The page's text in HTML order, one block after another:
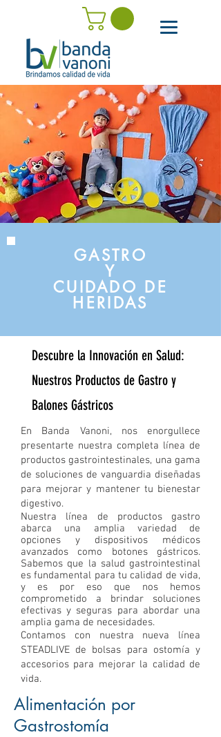
GASTRO
Y
CUIDADO DE
HERIDAS
Descubre la Innovación en Salud:
Nuestros Productos de Gastro y
Balones Gástricos
En Banda Vanoni, nos enorgullece
presentarte nuestra completa línea de
productos gastrointestinales, una gama
de soluciones de vanguardia diseñadas
para mejorar y mantener tu bienestar
digestivo.
Nuestra línea de productos gastro
abarca una amplia variedad de
opciones y dispositivos médicos
avanzados como botones gástricos.
Sabemos que la salud gastrointestinal
es fundamental para tu calidad de vida,
y es por eso que nos hemos
comprometido a brindar soluciones
efectivas y seguras para abordar una
amplia gama de necesidades.
Contamos con nuestra nueva línea
STEADLIVE de bolsas para ostomía y
accesorios para mejorar la calidad de
vida.
Alimentación por
Gastrostomía